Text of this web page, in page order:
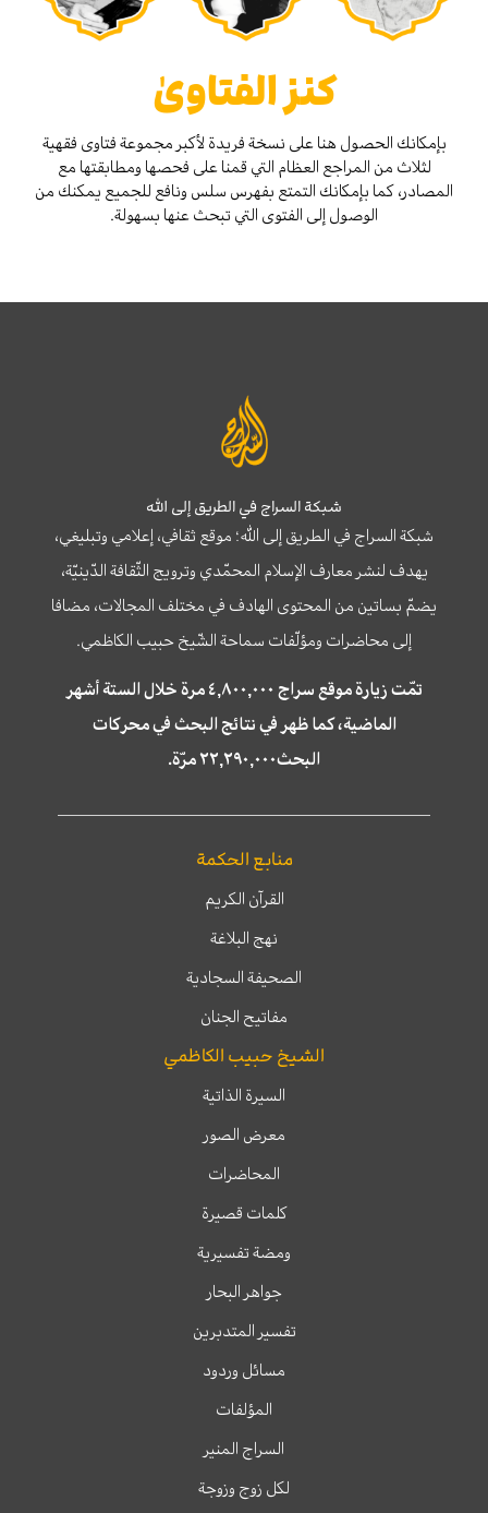
كنز الفتاوىٰ
بإمكانك الحصول هنا على نسخة فريدة لأكبر مجموعة فتاوى فقهية
لثلاث من المراجع العظام التي قمنا على فحصها ومطابقتها مع
المصادر، كما بإمكانك التمتع بفهرس سلس ونافع للجميع يمكنك من
الوصول إلى الفتوى التي تبحث عنها بسهولة.
شبكة السراج في الطريق إلى الله
شبكة السراج في الطريق إلى الله؛ موقع ثقافي، إعلامي وتبليغي،
يهدف لنشر معارف الإسلام المحمّدي وترويج الثّقافة الدّينيّة،
يضمّ بساتين من المحتوى الهادف في مختلف المجالات، مضافا
إلى محاضرات ومؤلّفات سماحة الشّيخ حبيب الكاظمي.
تمّت زيارة موقع سراج ٤,٨٠٠,٠٠٠ مرة خلال الستة أشهر
الماضية، كما ظهر في نتائج البحث في محركات
البحث٢٢,٢٩٠,٠٠٠ مرّة.
منابع الحكمة
القرآن الكريم
نهج البلاغة
الصحيفة السجادية
مفاتيح الجنان
الشيخ حبيب الكاظمي
السيرة الذاتية
معرض الصور
المحاضرات
كلمات قصيرة
ومضة تفسيرية
جواهر البحار
تفسير المتدبرين
مسائل وردود
المؤلفات
السراج المنير
لكل زوج وزوجة